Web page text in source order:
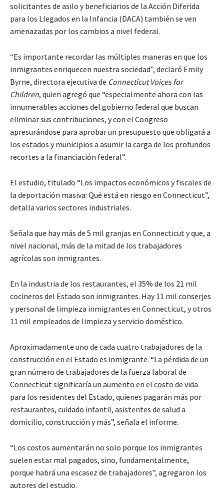
solicitantes de asilo y beneficiarios de la Acción Diferida
para los Llegados en la Infancia (DACA) también se ven
amenazadas por los cambios a nivel federal.
“Es importante recordar las múltiples maneras en que los
inmigrantes enriquecen nuestra sociedad”, declaró Emily
Byrne, directora ejecutiva de Connecticut Voices for
Children, quien agregó que “especialmente ahora con las
innumerables acciones del gobierno federal que buscan
eliminar sus contribuciones, y con el Congreso
apresurándose para aprobar un presupuesto que obligará a
los estados y municipios a asumir la carga de los profundos
recortes a la financiación federal”.
El estudio, titulado “Los impactos económicos y fiscales de
la deportación masiva: Qué está en riesgo en Connecticut”,
detalla varios sectores industriales.
Señala que hay más de 5 mil granjas en Connecticut y que, a
nivel nacional, más de la mitad de los trabajadores
agrícolas son inmigrantes.
En la industria de los restaurantes, el 35% de los 21 mil
cocineros del Estado son inmigrantes. Hay 11 mil conserjes
y personal de limpieza inmigrantes en Connecticut, y otros
11 mil empleados de limpieza y servicio doméstico.
Aproximadamente uno de cada cuatro trabajadores de la
construcción en el Estado es inmigrante. “La pérdida de un
gran número de trabajadores de la fuerza laboral de
Connecticut significaría un aumento en el costo de vida
para los residentes del Estado, quienes pagarán más por
restaurantes, cuidado infantil, asistentes de salud a
domicilio, construcción y más”, señala el informe.
“Los costos aumentarán no solo porque los inmigrantes
suelen estar mal pagados, sino, fundamentalmente,
porque habrá una escasez de trabajadores”, agregaron los
autores del estudio.